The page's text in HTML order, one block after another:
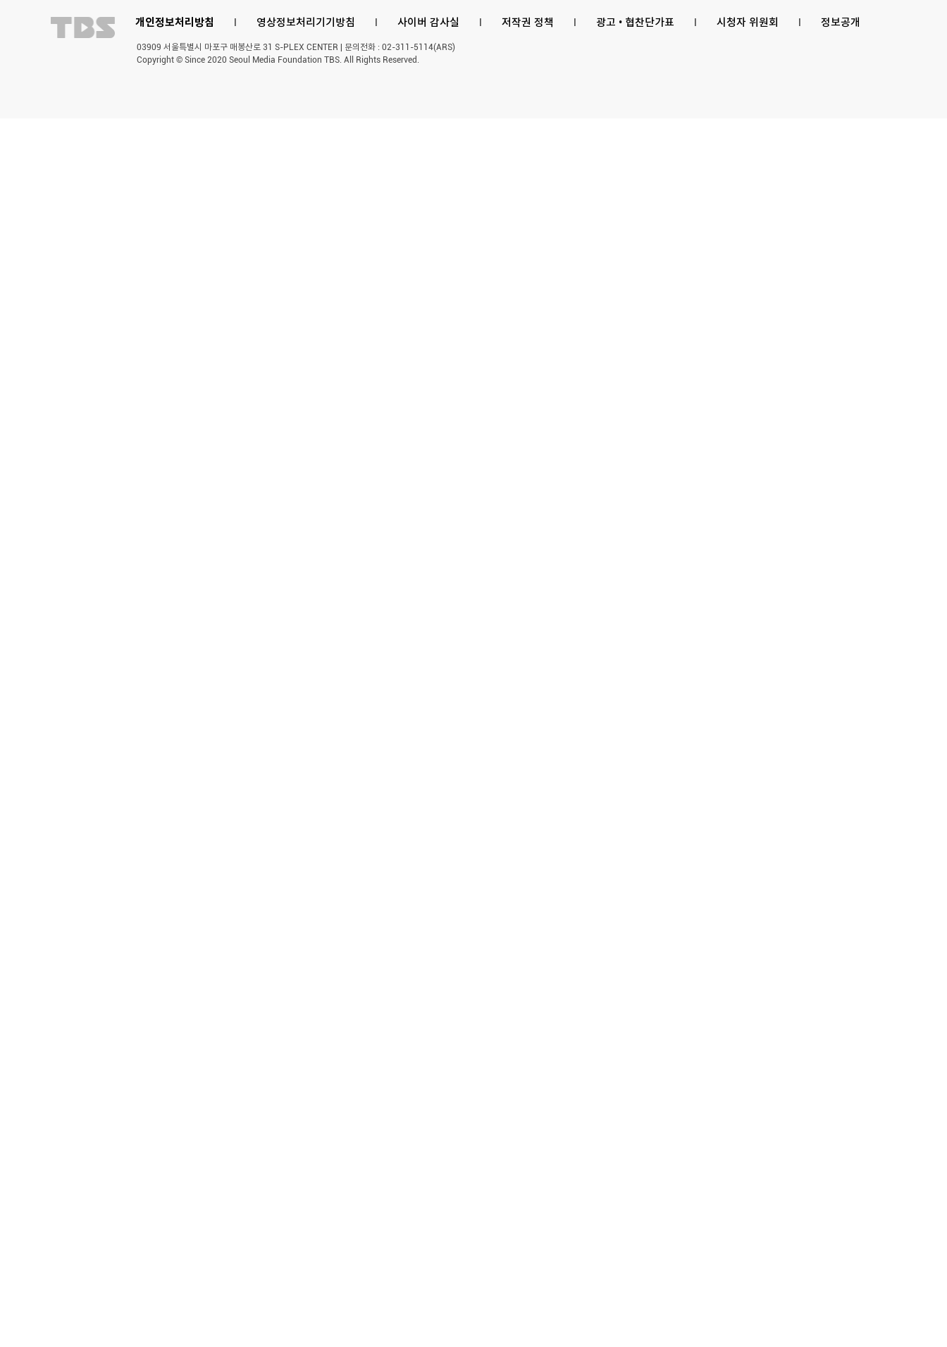
개인정보처리방침 l 영상정보처리기기방침 l 사이버 감사실 l 저작권 정책 l 광고 • 협찬단가표 l 시청자 위원회 l 정보공개
03909 서울특별시 마포구 매봉산로 31 S-PLEX CENTER | 문의전화 : 02-311-5114(ARS)
Copyright © Since 2020 Seoul Media Foundation TBS. All Rights Reserved.